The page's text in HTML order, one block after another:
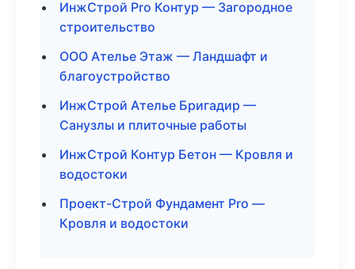
ИнжСтрой Pro Контур — Загородное
строительство
ООО Ателье Этаж — Ландшафт и
благоустройство
ИнжСтрой Ателье Бригадир —
Санузлы и плиточные работы
ИнжСтрой Контур Бетон — Кровля и
водостоки
Проект-Строй Фундамент Pro —
Кровля и водостоки